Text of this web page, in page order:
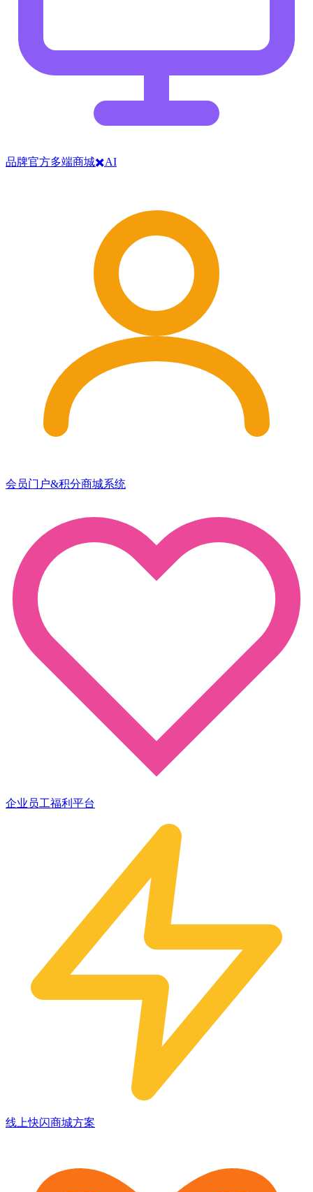
品牌官方多端商城✖️AI
会员门户&积分商城系统
企业员工福利平台
线上快闪商城方案